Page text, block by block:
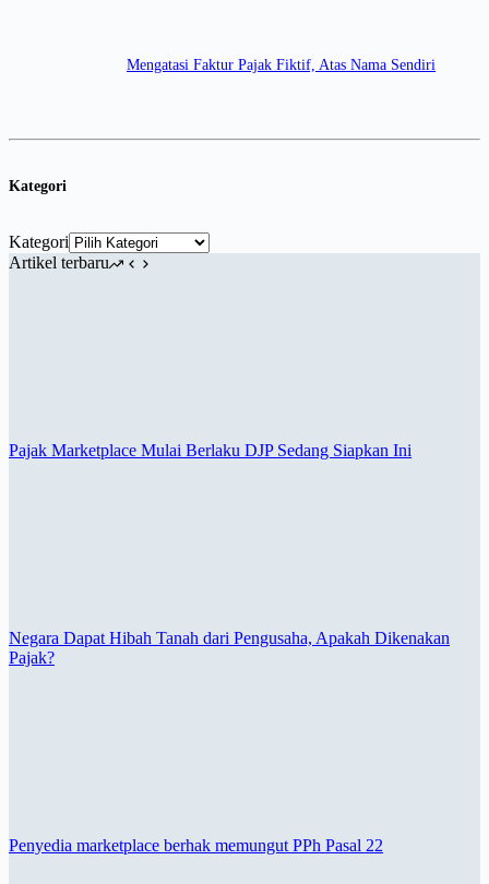
Mengatasi Faktur Pajak Fiktif, Atas Nama Sendiri
Kategori
Kategori
Artikel terbaru
Pajak Marketplace Mulai Berlaku DJP Sedang Siapkan Ini
Negara Dapat Hibah Tanah dari Pengusaha, Apakah Dikenakan
Pajak?
Penyedia marketplace berhak memungut PPh Pasal 22